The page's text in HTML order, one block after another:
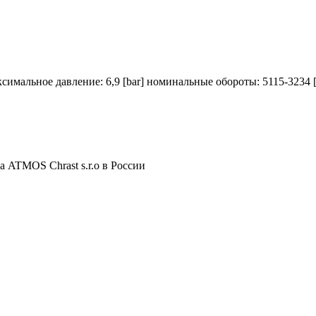
давление: 6,9 [bar] номинальные обороты: 5115-
ATMOS Chrast s.r.o в России